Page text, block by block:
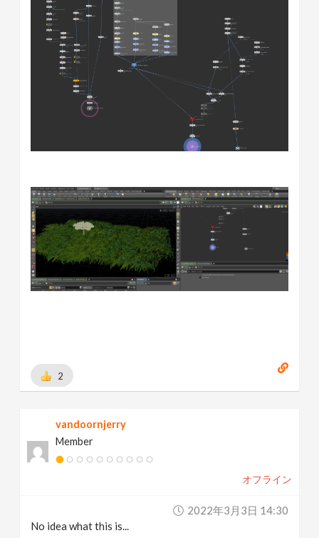
2
vandoornjerry
Member
オフライン
2022年3月3日 14:30
No idea what this is...